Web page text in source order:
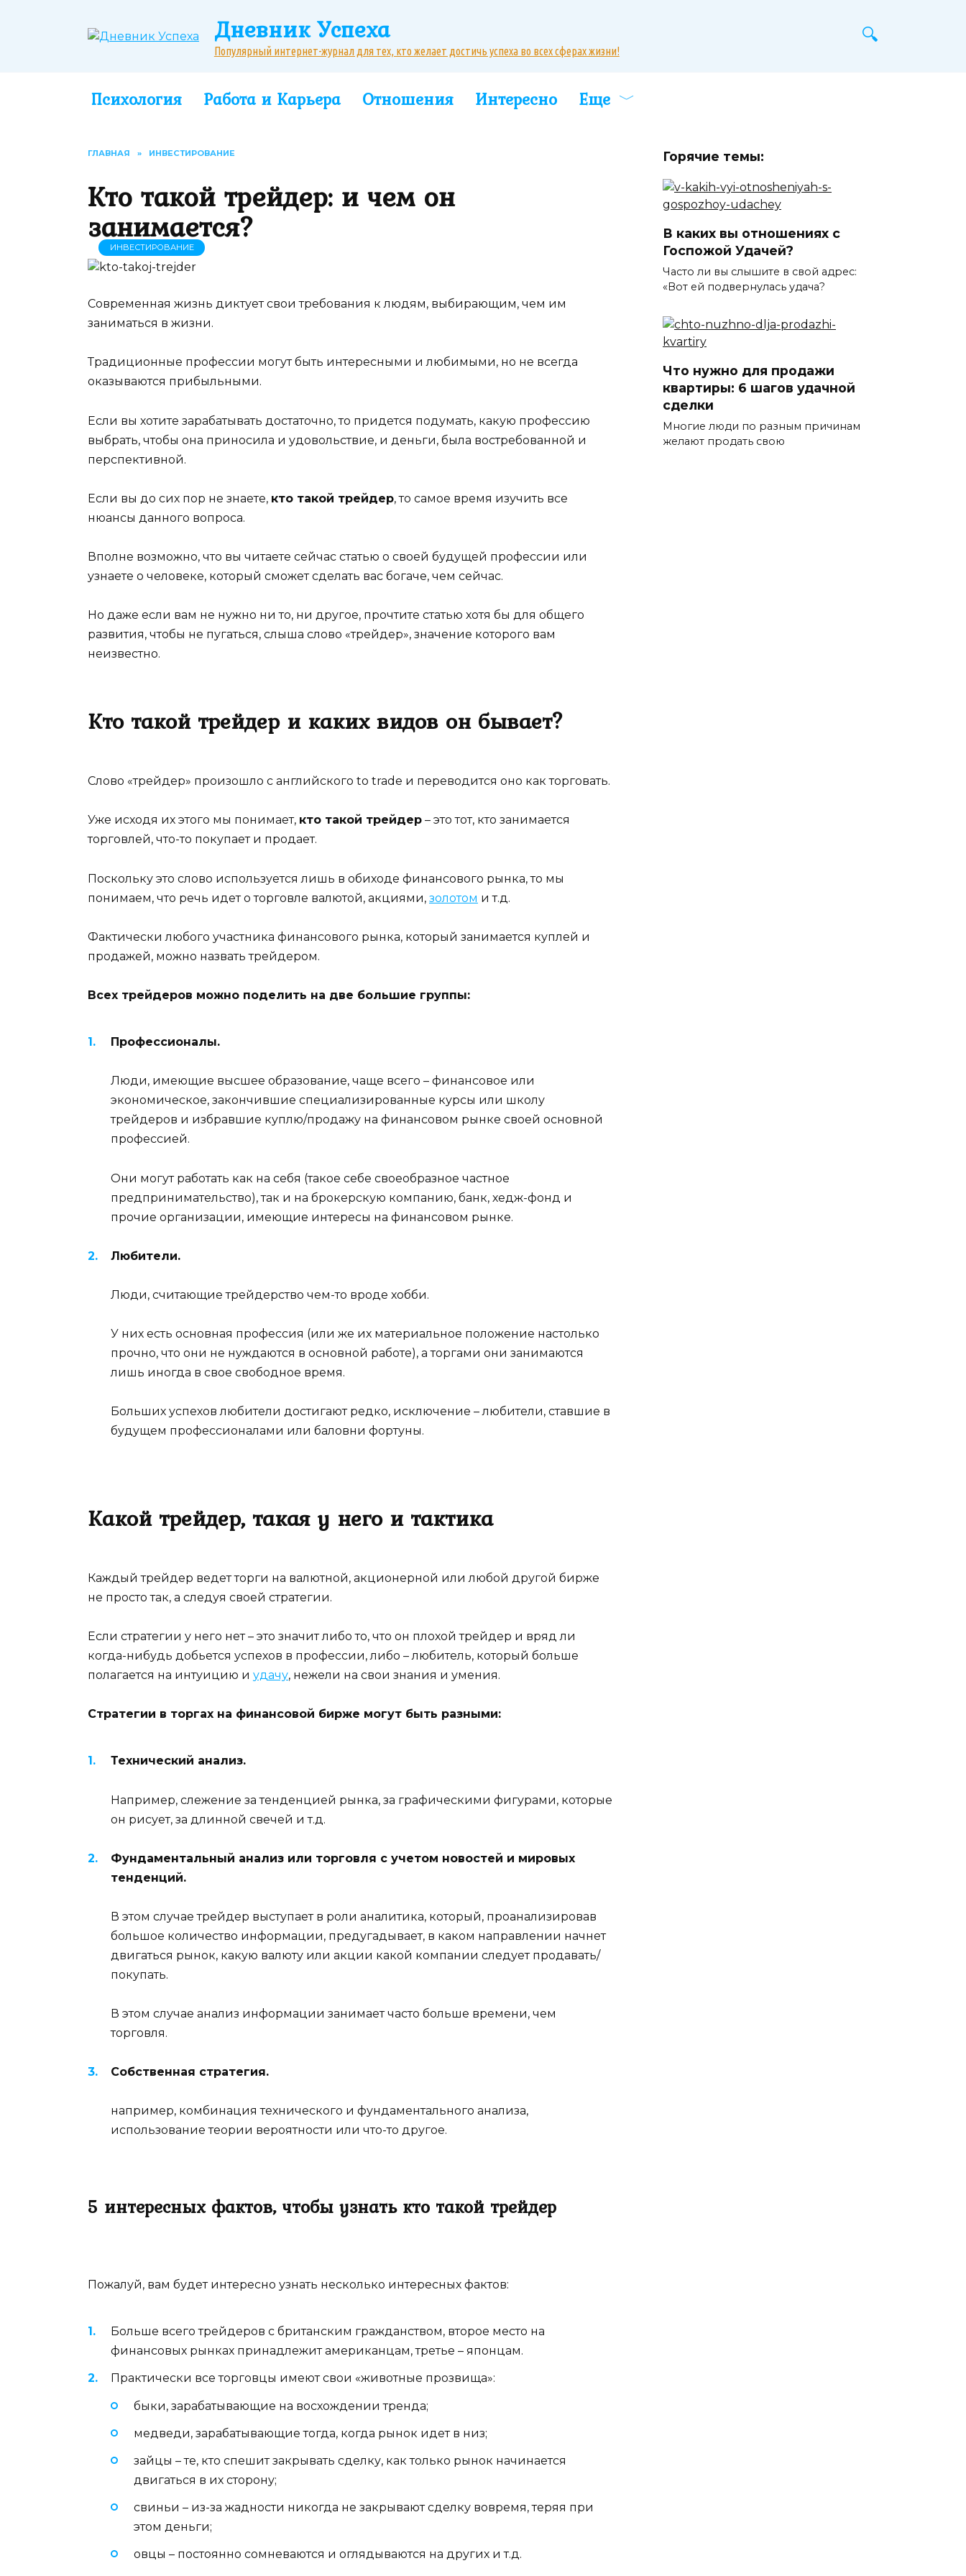
Дневник Успеха
Популярный интернет-журнал для тех, кто желает достичь успеха во всех сферах жизни!
Психология Работа и Карьера Отношения Интересно Еще
ГЛАВНАЯ » ИНВЕСТИРОВАНИЕ
Кто такой трейдер: и чем он
занимается?
ИНВЕСТИРОВАНИЕ
Современная жизнь диктует свои требования к людям, выбирающим, чем им
заниматься в жизни.
Традиционные профессии могут быть интересными и любимыми, но не всегда
оказываются прибыльными.
Если вы хотите зарабатывать достаточно, то придется подумать, какую профессию
выбрать, чтобы она приносила и удовольствие, и деньги, была востребованной и
перспективной.
Если вы до сих пор не знаете, кто такой трейдер, то самое время изучить все
нюансы данного вопроса.
Вполне возможно, что вы читаете сейчас статью о своей будущей профессии или
узнаете о человеке, который сможет сделать вас богаче, чем сейчас.
Но даже если вам не нужно ни то, ни другое, прочтите статью хотя бы для общего
развития, чтобы не пугаться, слыша слово «трейдер», значение которого вам
неизвестно.
Кто такой трейдер и каких видов он бывает?
Слово «трейдер» произошло с английского to trade и переводится оно как торговать.
Уже исходя их этого мы понимает, кто такой трейдер – это тот, кто занимается
торговлей, что-то покупает и продает.
Поскольку это слово используется лишь в обиходе финансового рынка, то мы
понимаем, что речь идет о торговле валютой, акциями, золотом и т.д.
Фактически любого участника финансового рынка, который занимается куплей и
продажей, можно назвать трейдером.
Всех трейдеров можно поделить на две большие группы:
Профессионалы.
Люди, имеющие высшее образование, чаще всего – финансовое или
экономическое, закончившие специализированные курсы или школу
трейдеров и избравшие куплю/продажу на финансовом рынке своей основной
профессией.
Они могут работать как на себя (такое себе своеобразное частное
предпринимательство), так и на брокерскую компанию, банк, хедж-фонд и
прочие организации, имеющие интересы на финансовом рынке.
Любители.
Люди, считающие трейдерство чем-то вроде хобби.
У них есть основная профессия (или же их материальное положение настолько
прочно, что они не нуждаются в основной работе), а торгами они занимаются
лишь иногда в свое свободное время.
Больших успехов любители достигают редко, исключение – любители, ставшие в
будущем профессионалами или баловни фортуны.
Какой трейдер, такая у него и тактика
Каждый трейдер ведет торги на валютной, акционерной или любой другой бирже
не просто так, а следуя своей стратегии.
Если стратегии у него нет – это значит либо то, что он плохой трейдер и вряд ли
когда-нибудь добьется успехов в профессии, либо – любитель, который больше
полагается на интуицию и удачу, нежели на свои знания и умения.
Стратегии в торгах на финансовой бирже могут быть разными:
Технический анализ.
Например, слежение за тенденцией рынка, за графическими фигурами, которые
он рисует, за длинной свечей и т.д.
Фундаментальный анализ или торговля с учетом новостей и мировых
тенденций.
В этом случае трейдер выступает в роли аналитика, который, проанализировав
большое количество информации, предугадывает, в каком направлении начнет
двигаться рынок, какую валюту или акции какой компании следует продавать/
покупать.
В этом случае анализ информации занимает часто больше времени, чем
торговля.
Собственная стратегия.
например, комбинация технического и фундаментального анализа,
использование теории вероятности или что-то другое.
5 интересных фактов, чтобы узнать кто такой трейдер
Пожалуй, вам будет интересно узнать несколько интересных фактов:
Больше всего трейдеров с британским гражданством, второе место на
финансовых рынках принадлежит американцам, третье – японцам.
Практически все торговцы имеют свои «животные прозвища»:
быки, зарабатывающие на восхождении тренда;
медведи, зарабатывающие тогда, когда рынок идет в низ;
зайцы – те, кто спешит закрывать сделку, как только рынок начинается
двигаться в их сторону;
свиньи – из-за жадности никогда не закрывают сделку вовремя, теряя при
этом деньги;
овцы – постоянно сомневаются и оглядываются на других и т.д.
Горячие темы:
В каких вы отношениях с
Госпожой Удачей?
Часто ли вы слышите в свой адрес:
«Вот ей подвернулась удача?
Что нужно для продажи
квартиры: 6 шагов удачной
сделки
Многие люди по разным причинам
желают продать свою